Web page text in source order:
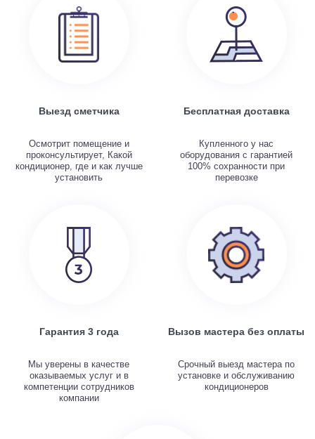
Выезд сметчика
Осмотрит помещение и
проконсультирует, Какой
кондиционер, где и как лучше
установить
Бесплатная доставка
Купленного у нас
оборудования с гарантией
100% сохранности при
перевозке
Гарантия 3 года
Мы уверены в качестве
оказываемых услуг и в
компетенции сотрудников
компании
Вызов мастера без оплаты
Срочный выезд мастера по
установке и обслуживанию
кондиционеров